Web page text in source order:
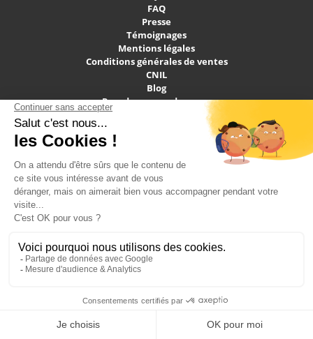
FAQ
Presse
Témoignages
Mentions légales
Conditions générales de ventes
CNIL
Blog
Prendre un rendez-vous
Sites du groupe
Crazy-Seminaire
Maximise Stag Weekends